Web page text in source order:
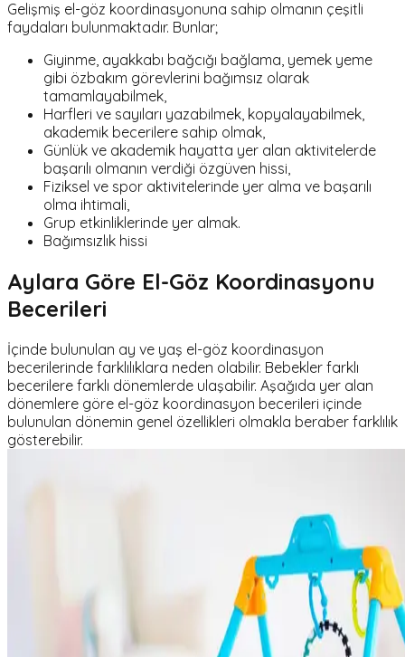
Gelişmiş el-göz koordinasyonuna sahip olmanın çeşitli
faydaları bulunmaktadır. Bunlar;
Giyinme, ayakkabı bağcığı bağlama, yemek yeme
gibi özbakım görevlerini bağımsız olarak
tamamlayabilmek,
Harfleri ve sayıları yazabilmek, kopyalayabilmek,
akademik becerilere sahip olmak,
Günlük ve akademik hayatta yer alan aktivitelerde
başarılı olmanın verdiği özgüven hissi,
Fiziksel ve spor aktivitelerinde yer alma ve başarılı
olma ihtimali,
Grup etkinliklerinde yer almak.
Bağımsızlık hissi
Aylara Göre El-Göz Koordinasyonu
Becerileri
İçinde bulunulan ay ve yaş el-göz koordinasyon
becerilerinde farklılıklara neden olabilir. Bebekler farklı
becerilere farklı dönemlerde ulaşabilir. Aşağıda yer alan
dönemlere göre el-göz koordinasyon becerileri içinde
bulunulan dönemin genel özellikleri olmakla beraber farklılık
gösterebilir.